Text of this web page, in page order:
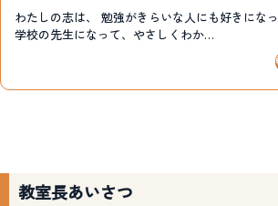
わたしの志は、 勉強がきらいな人にも好きにな
学校の先生になって、やさしくわか…
教室長あいさつ